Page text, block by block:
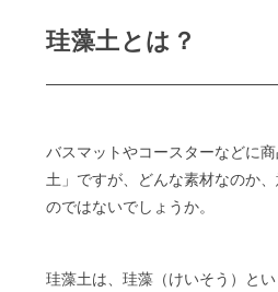
珪藻土とは？
バスマットやコースターなどに
土」ですが、どんな素材なのか
のではないでしょうか。
珪藻土は、珪藻（けいそう）と